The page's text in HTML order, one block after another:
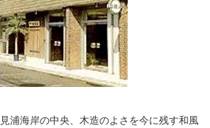
浦海岸の中央、木造のよさを今に残す和風